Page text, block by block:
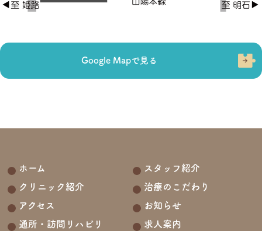
Google Mapで見る
ホーム
スタッフ紹介
クリニック紹介
治療のこだわり
アクセス
お知らせ
通所・訪問リハビリ
求人案内